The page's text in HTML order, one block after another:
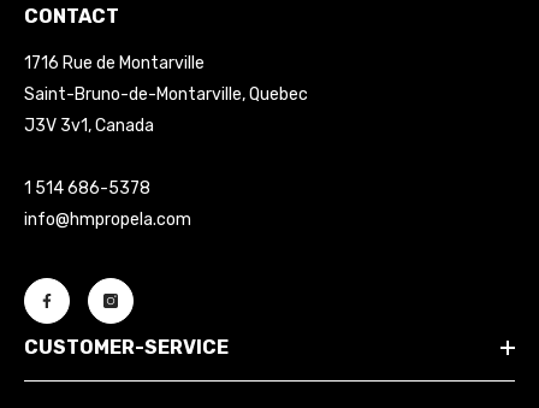
CONTACT
1716 Rue de Montarville
Saint-Bruno-de-Montarville, Quebec
J3V 3v1, Canada
1 514 686-5378
info@hmpropela.com
CUSTOMER-SERVICE